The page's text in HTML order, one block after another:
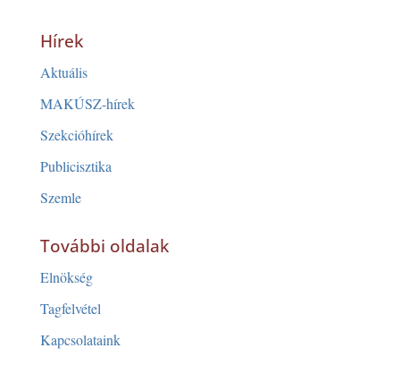
Hírek
Aktuális
MAKÚSZ-hírek
Szekcióhírek
Publicisztika
Szemle
További oldalak
Elnökség
Tagfelvétel
Kapcsolataink